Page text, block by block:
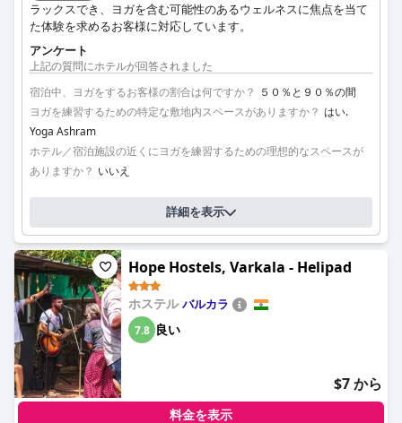
ラックスでき、ヨガを含む可能性のあるウェルネスに焦点を当て
た体験を求めるお客様に対応しています。
アンケート
上記の質問にホテルが回答されました
宿泊中、ヨガをするお客様の割合は何ですか？ ５０％と９０％の間
ヨガを練習するための特定な敷地内スペースがありますか？ はい.
Yoga Ashram
ホテル／宿泊施設の近くにヨガを練習するための理想的なスペースが
ありますか？ いいえ
詳細を表示
Hope Hostels, Varkala - Helipad
ホステルバルカラ
7.8 良い
$7 から
料金を表示